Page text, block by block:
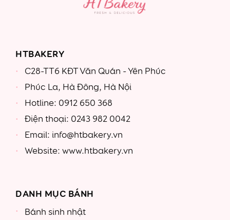
HTBAKERY
C28-TT6 KĐT Văn Quán - Yên Phúc
Phúc La, Hà Đông, Hà Nội
Hotline: 0912 650 368
Điện thoại: 0243 982 0042
Email: info@htbakery.vn
Website: www.htbakery.vn
DANH MỤC BÁNH
Bánh sinh nhật